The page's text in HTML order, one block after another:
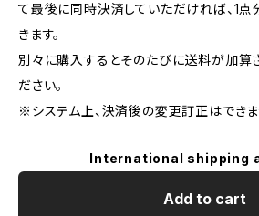
て最後に同時決済していただければ、1
きます。
別々に購入するとそのたびに送料が加算
ださい。
※システム上、決済後の変更訂正はでき
International shipping
Add to cart